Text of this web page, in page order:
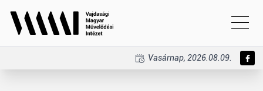
Vasárnap, 2026.08.09.